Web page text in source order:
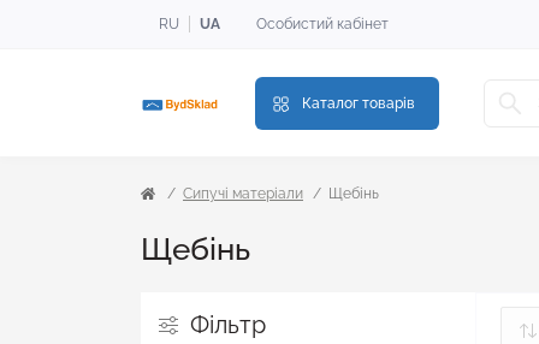
RU UA Особистий кабінет
Каталог товарів
Сипучі матеріали Щебінь
Щебінь
Фільтр